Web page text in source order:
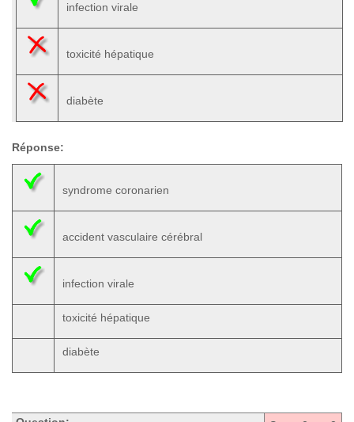
infection virale
toxicité hépatique
diabète
Réponse:
syndrome coronarien
accident vasculaire cérébral
infection virale
toxicité hépatique
diabète